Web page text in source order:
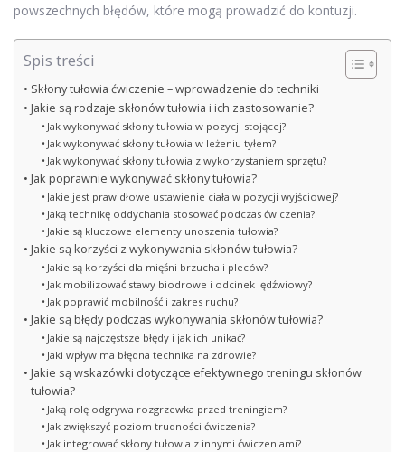
powszechnych błędów, które mogą prowadzić do kontuzji.
Spis treści
Skłony tułowia ćwiczenie – wprowadzenie do techniki
Jakie są rodzaje skłonów tułowia i ich zastosowanie?
Jak wykonywać skłony tułowia w pozycji stojącej?
Jak wykonywać skłony tułowia w leżeniu tyłem?
Jak wykonywać skłony tułowia z wykorzystaniem sprzętu?
Jak poprawnie wykonywać skłony tułowia?
Jakie jest prawidłowe ustawienie ciała w pozycji wyjściowej?
Jaką technikę oddychania stosować podczas ćwiczenia?
Jakie są kluczowe elementy unoszenia tułowia?
Jakie są korzyści z wykonywania skłonów tułowia?
Jakie są korzyści dla mięśni brzucha i pleców?
Jak mobilizować stawy biodrowe i odcinek lędźwiowy?
Jak poprawić mobilność i zakres ruchu?
Jakie są błędy podczas wykonywania skłonów tułowia?
Jakie są najczęstsze błędy i jak ich unikać?
Jaki wpływ ma błędna technika na zdrowie?
Jakie są wskazówki dotyczące efektywnego treningu skłonów
tułowia?
Jaką rolę odgrywa rozgrzewka przed treningiem?
Jak zwiększyć poziom trudności ćwiczenia?
Jak integrować skłony tułowia z innymi ćwiczeniami?